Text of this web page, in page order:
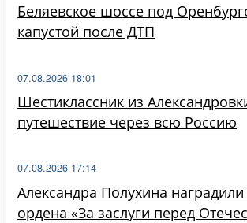
Беляевское шоссе под
капустой после ДТП
Шестиклассник из
путешествие через всю Россию
07.08.2026 18:01
Александра Полухина
ордена «За заслуги перед
07.08.2026 17:14